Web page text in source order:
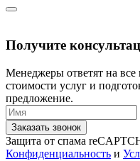
Получите
Менеджеры ответят на все
стоимости услуг и
предложение.
Заказать звонок
Защита от спама
Конфиденциальность и